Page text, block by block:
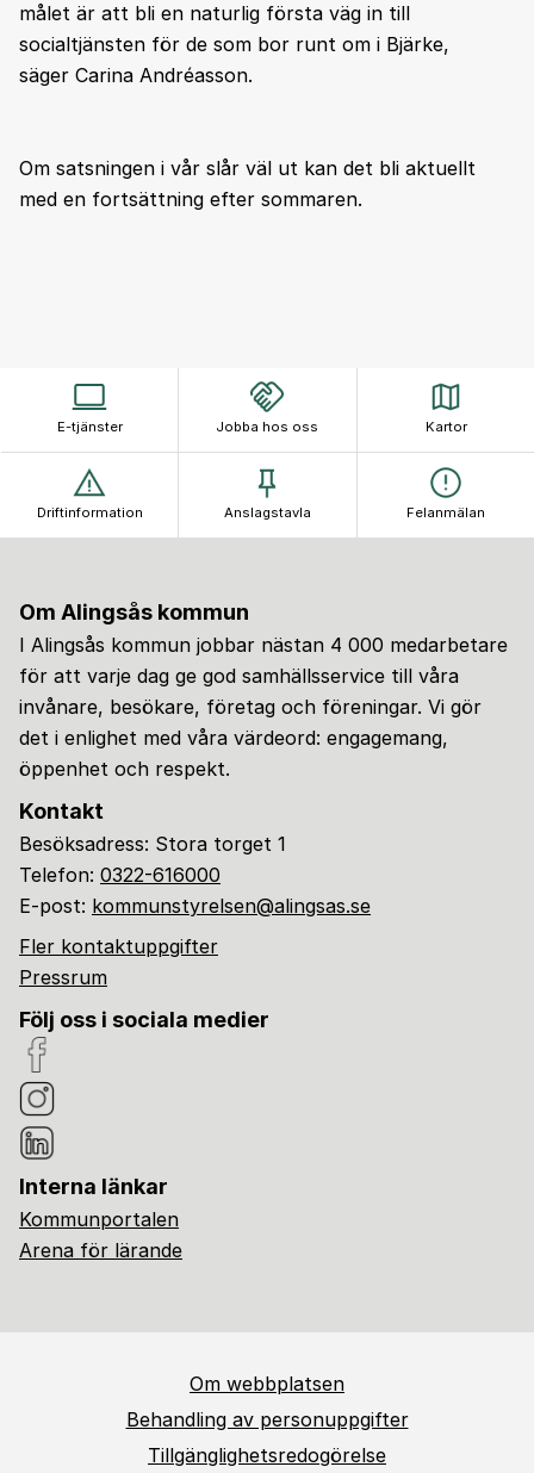
målet är att bli en naturlig första väg in till
socialtjänsten för de som bor runt om i Bjärke,
säger Carina Andréasson.
Om satsningen i vår slår väl ut kan det bli aktuellt
med en fortsättning efter sommaren.
E-tjänster Jobba hos oss Kartor
Driftinformation Anslagstavla Felanmälan
Om Alingsås kommun
I Alingsås kommun jobbar nästan 4 000 medarbetare
för att varje dag ge god samhällsservice till våra
invånare, besökare, företag och föreningar. Vi gör
det i enlighet med våra värdeord: engagemang,
öppenhet och respekt.
Kontakt
Besöksadress: Stora torget 1
Telefon: 0322-616000
E-post: kommunstyrelsen@alingsas.se
Fler kontaktuppgifter
Pressrum
Följ oss i sociala medier
Interna länkar
Kommunportalen
Arena för lärande
Om webbplatsen
Behandling av personuppgifter
Tillgänglighetsredogörelse